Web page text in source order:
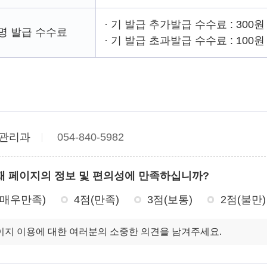
발급 수수료
· 기 발급 추가발급 수수료 : 300원
· 기 발급 초과발급 수수료 : 100원
리과 054-840-5982
페이지의 정보 및 편의성에 만족하십니까?
우만족)
4점(만족) 3점(보통) 2점(불만)